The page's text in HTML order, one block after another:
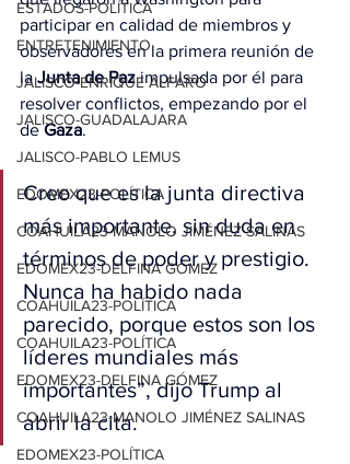
ESTADOS-POLÍTICA
ENTRETENIMIENTO
JALISCO-ENRIQUE ALFARO
JALISCO-GUADALAJARA
JALISCO-PABLO LEMUS
EDOMEX23-POLÍTICA
COAHUILA23-MANOLO JIMÉNEZ SALINAS
EDOMEX23-DELFINA GÓMEZ
COAHUILA23-POLÍTICA
COAHUILA23-POLÍTICA
EDOMEX23-DELFINA GÓMEZ
COAHUILA23-MANOLO JIMÉNEZ SALINAS
EDOMEX23-POLÍTICA
participar en calidad de miembros y
observadores en la primera reunión de
la Junta de Paz impulsada por él para
resolver conflictos, empezando por el
de Gaza.
Creo que es la junta directiva
más importante, sin duda en
términos de poder y prestigio.
Nunca ha habido nada
parecido, porque estos son los
líderes mundiales más
importantes”, dijo Trump al
abrir la cita.